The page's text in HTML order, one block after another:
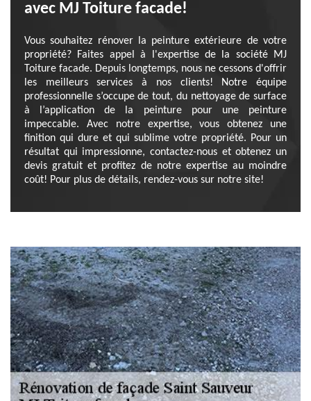
avec MJ Toiture facade!
Vous souhaitez rénover la peinture extérieure de votre
propriété? Faites appel à l'expertise de la société MJ
Toiture facade. Depuis longtemps, nous ne cessons d'offrir
les meilleurs services à nos clients! Notre équipe
professionnelle s’occupe de tout, du nettoyage de surface
à l’application de la peinture pour une peinture
impeccable. Avec notre expertise, vous obtenez une
finition qui dure et qui sublime votre propriété. Pour un
résultat qui impressionne, contactez-nous et obtenez un
devis gratuit et profitez de notre expertise au moindre
coût! Pour plus de détails, rendez-vous sur notre site!